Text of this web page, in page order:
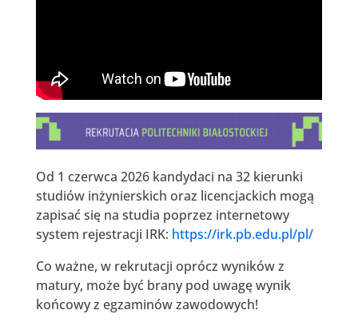
Od 1 czerwca 2026 kandydaci na 32 kierunki
studiów inżynierskich oraz licencjackich mogą
zapisać się na studia poprzez internetowy
system rejestracji IRK: https://irk.pb.edu.pl/pl/
Co ważne, w rekrutacji oprócz wyników z
matury, może być brany pod uwagę wynik
końcowy z egzaminów zawodowych!